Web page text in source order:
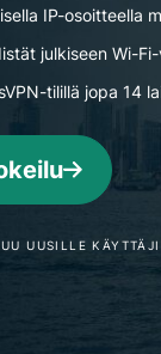
IP-osoitteella
julkiseen Wi-
tilillä jopa 14
UUSILLE